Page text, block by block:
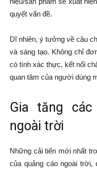
quyết vấn đề.
Dĩ nhiên, ý tưởng về câu
và sáng tạo. Không chỉ
có tính xác thực, kết nối
quan tâm của người dùng
Gia tăng
ngoài trời
Những cải tiến mới nhất
của quảng cáo ngoài trời,